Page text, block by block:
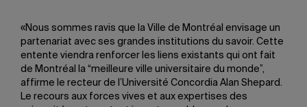
«Nous sommes ravis que la Ville de Montréal envisage un
partenariat avec ses grandes institutions du savoir. Cette
entente viendra renforcer les liens existants qui ont fait
de Montréal la “meilleure ville universitaire du monde”,
affirme le recteur de l’Université Concordia Alan Shepard.
Le recours aux forces vives et aux expertises des